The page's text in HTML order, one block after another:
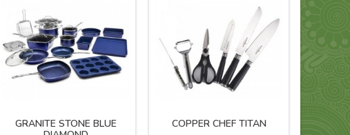
GRANITE STONE BLUE
COPPER CHEF TITAN